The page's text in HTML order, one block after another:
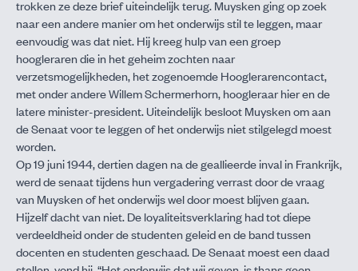
trokken ze deze brief uiteindelijk terug. Muysken ging op zoek
naar een andere manier om het onderwijs stil te leggen, maar
eenvoudig was dat niet. Hij kreeg hulp van een groep
hoogleraren die in het geheim zochten naar
verzetsmogelijkheden, het zogenoemde Hooglerarencontact,
met onder andere Willem Schermerhorn, hoogleraar hier en de
latere minister-president. Uiteindelijk besloot Muysken om aan
de Senaat voor te leggen of het onderwijs niet stilgelegd moest
worden.
Op 19 juni 1944, dertien dagen na de geallieerde inval in Frankrijk,
werd de senaat tijdens hun vergadering verrast door de vraag
van Muysken of het onderwijs wel door moest blijven gaan.
Hijzelf dacht van niet. De loyaliteitsverklaring had tot diepe
verdeeldheid onder de studenten geleid en de band tussen
docenten en studenten geschaad. De Senaat moest een daad